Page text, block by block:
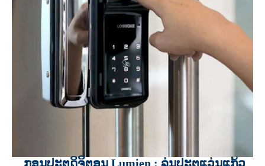
ກອນປະຕູດິຈິຕອນ Lumien : ລຸ່ນປະຕູແວ່ນແກ້ວ